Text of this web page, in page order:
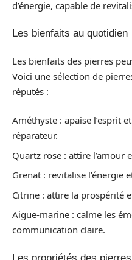
d’énergie, capable de
Les bienfaits au quotidien
Les bienfaits des pierres
Voici une sélection de
réputés :
Améthyste : apaise l’esprit
réparateur.
Quartz rose : attire l’amour
Grenat : revitalise l’énergie
Citrine : attire la prospérité
Aigue-marine : calme les
communication claire.